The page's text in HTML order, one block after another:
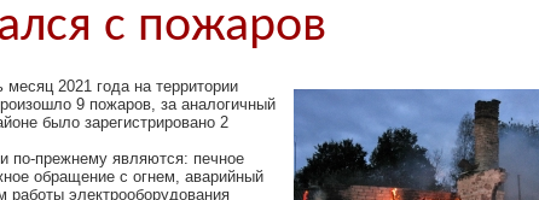
с пожаров
2021 года на территории
9 пожаров, за аналогичный
было зарегистрировано 2
по-прежнему являются: печное
обращение с огнем, аварийный
работы электрооборудования